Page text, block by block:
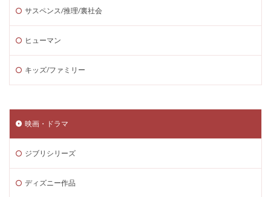
サスペンス/推理/裏社会
ヒューマン
キッズ/ファミリー
映画・ドラマ
ジブリシリーズ
ディズニー作品